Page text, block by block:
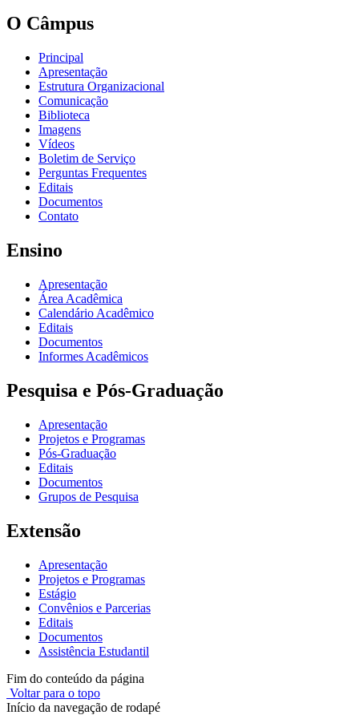
O Câmpus
Principal
Apresentação
Estrutura Organizacional
Comunicação
Biblioteca
Imagens
Vídeos
Boletim de Serviço
Perguntas Frequentes
Editais
Documentos
Contato
Ensino
Apresentação
Área Acadêmica
Calendário Acadêmico
Editais
Documentos
Informes Acadêmicos
Pesquisa e Pós-Graduação
Apresentação
Projetos e Programas
Pós-Graduação
Editais
Documentos
Grupos de Pesquisa
Extensão
Apresentação
Projetos e Programas
Estágio
Convênios e Parcerias
Editais
Documentos
Assistência Estudantil
Fim do conteúdo da página
Voltar para o topo
Início da navegação de rodapé